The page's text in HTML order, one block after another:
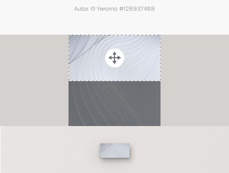
Autor: © Yeroma #128937488